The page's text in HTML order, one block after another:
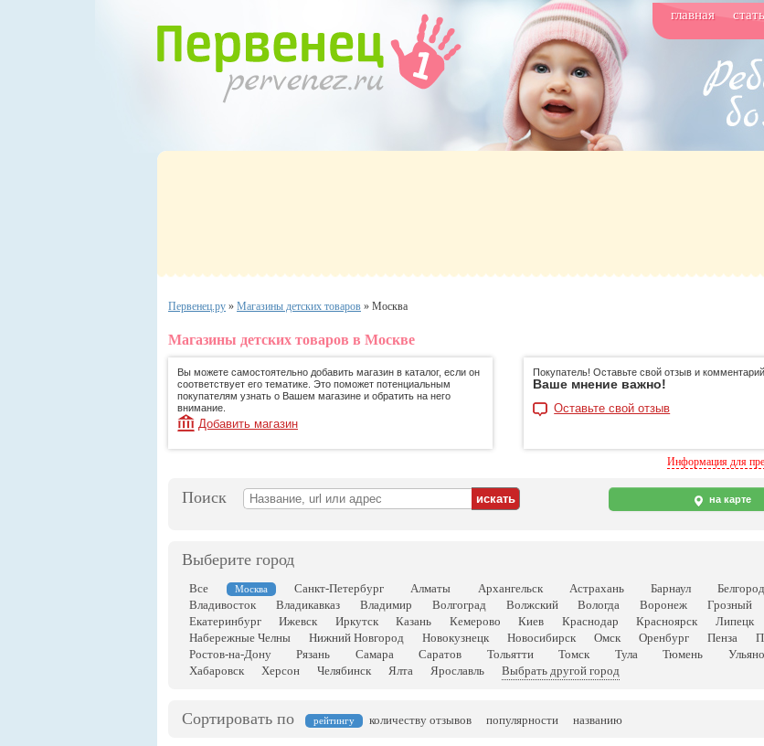
главная
Первенец.ру » Магазины детских товаров » Москва
Магазины детских товаров в Москве
Вы можете самостоятельно добавить магазин в каталог, если он
соответствует его тематике. Это поможет потенциальным
покупателям узнать о Вашем магазине и обратить на него
внимание.
Добавить магазин
Покупатель! Оставьте свой отзыв и комментарий.
Ваше мнение важно!
Оставьте свой отзыв
Информация для
Поиск на карте
Выберите город
Все Москва Санкт-Петербург Алматы Архангельск Астрахань Барнаул Белгород
Владивосток
Владикавказ Владимир Волгоград Волжский Вологда Воронеж Грозный
Екатеринбург
Ижевск Иркутск Казань Кемерово Киев Краснодар Красноярск Липецк
Набережные Челны
Нижний Новгород Новокузнецк Новосибирск Омск Оренбург Пенза
Ростов-на-Дону
Рязань Самара Саратов Тольятти Томск Тула Тюмень
Хабаровск
Херсон Челябинск Ялта Ярославль Выбрать другой город
Сортировать по рейтингу количеству отзывов популярности названию